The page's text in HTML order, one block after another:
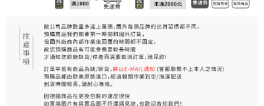
每筆NT$100，滿NT$999(含以上)免運費
離島宅配（澎湖、金門、馬祖、小琉球）
每筆NT$250，滿NT$3,000(含以上)免運費
付款後門市自取